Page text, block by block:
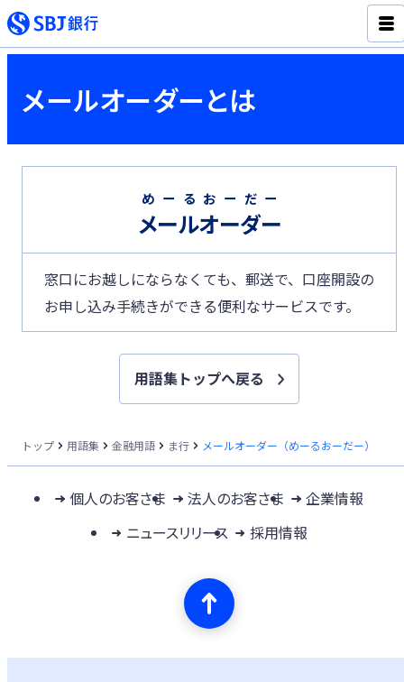
メールオーダーとは
メールオーダー
めーるおーだー
窓口にお越しにならなくても、郵送で、口座開設の
お申し込み手続きができる便利なサービスです。
用語集トップへ戻る
トップ 用語集 金融用語 ま行 メールオーダー（めーるおーだー）
個人のお客さま 法人のお客さま
企業情報
ニュースリリース
採用情報